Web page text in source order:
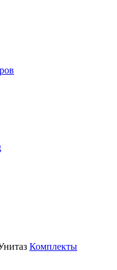
Комплекты